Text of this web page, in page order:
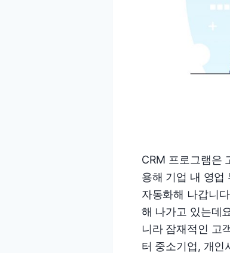
CRM 프로그램은
용해 기업 내 영업
자동화해 나갑니
해 나가고 있는데
니라 잠재적인 고
터 중소기업, 개인